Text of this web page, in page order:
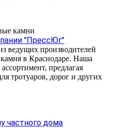
камни
"ПрессЮг"
ведущих производителей
в Краснодаре. Наша
предлагая
тротуаров, дорог и других
частного дома